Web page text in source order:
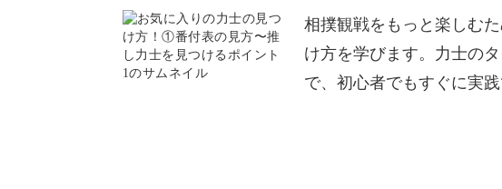
「もっと見たい！」という気持ちに。
トリビアも知れて、明日から誰かに伝えたくなる知
相撲観戦をもっと楽しむ
け方を学びます。力士の
で、初心者でもすぐに実践